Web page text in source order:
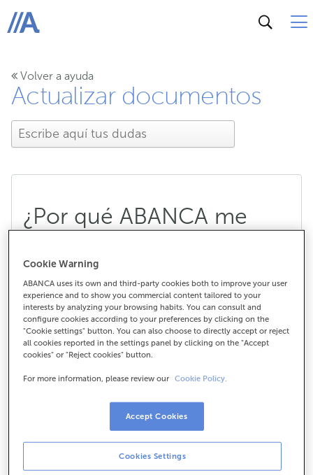
ABANCA
Volver a ayuda
Actualizar documentos
¿Por qué ABANCA me
justifique mi actividad
laboral?
documento que justifique mi actividad
La ley nos exige mantener actualizada la
contratar algún producto o al acudir a una oficina, te
podemos solicitaruna copia de un documento
Cookie Warning
ABANCA uses its own and third-party cookies both to improve your user
experience and to show you commercial content tailored to your
interests by analyzing your browsing habits. You can consult and
configure cookies according to your preferences by clicking on the
"Cookie settings" button. You can also choose to directly accept or reject
all cookies reported in the settings panel by clicking on the "Accept
cookies" or "Reject cookies" button.
For more information, please review our Cookie Policy.
Cookies Settings
Accept Cookies